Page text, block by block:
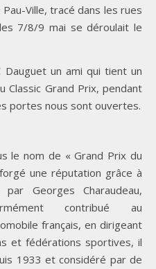
Ville, tracé dans les rues
7/8/9 mai se déroulait le
un ami qui tient un
Classic Grand Prix, pendant
portes nous sont ouvertes.
le nom de « Grand Prix du
une réputation grâce à
Georges Charaudeau,
contribué au
français, en dirigeant
et fédérations sportives, il
1933 et considéré par de